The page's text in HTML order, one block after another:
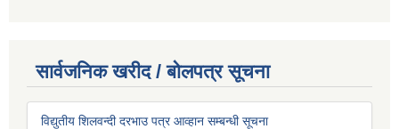
सार्वजनिक खरीद / बोलपत्र सूचना
विद्युतीय शिलवन्दी दरभाउ पत्र आव्हान सम्बन्धी सूचना